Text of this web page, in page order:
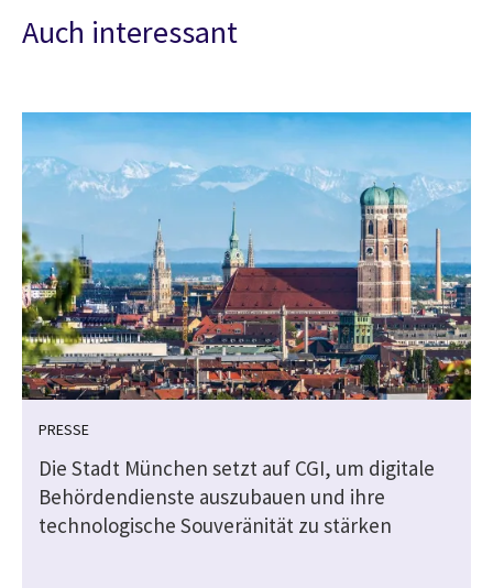
Auch interessant
PRESSE
Die Stadt München setzt auf CGI, um digitale
Behördendienste auszubauen und ihre
technologische Souveränität zu stärken